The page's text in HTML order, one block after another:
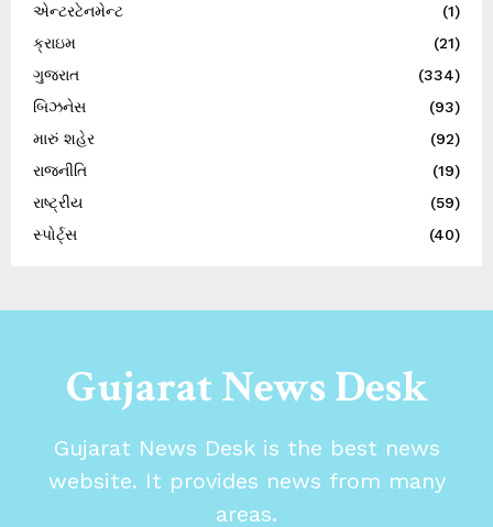
એન્ટરટેનમેન્ટ
(1)
ક્રાઇમ
(21)
ગુજરાત
(334)
બિઝનેસ
(93)
મારું શહેર
(92)
રાજનીતિ
(19)
રાષ્ટ્રીય
(59)
સ્પોર્ટ્સ
(40)
Gujarat News Desk
Gujarat News Desk is the best news
website. It provides news from many
areas.